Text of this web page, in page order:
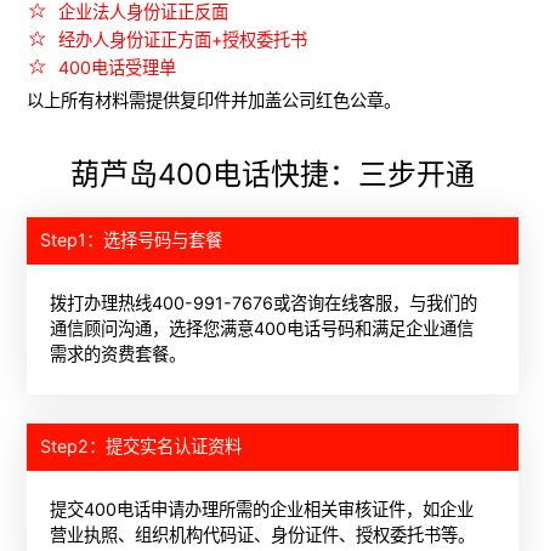
企业法人身份证正反面
经办人身份证正方面+授权委托书
400电话受理单
以上所有材料需提供复印件并加盖公司红色公章。
葫芦岛400电话快捷：三步开通
Step1：选择号码与套餐
拨打办理热线400-991-7676或咨询在线客服，与我们的
通信顾问沟通，选择您满意400电话号码和满足企业通信
需求的资费套餐。
Step2：提交实名认证资料
提交400电话申请办理所需的企业相关审核证件，如企业
营业执照、组织机构代码证、身份证件、授权委托书等。